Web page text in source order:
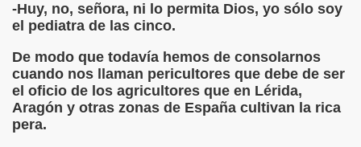
-Huy, no, señora, ni lo permita Dios, yo sólo soy
el pediatra de las cinco.
De modo que todavía hemos de consolarnos
cuando nos llaman pericultores que debe de ser
el oficio de los agricultores que en Lérida,
Aragón y otras zonas de España cultivan la rica
pera.
Feroz